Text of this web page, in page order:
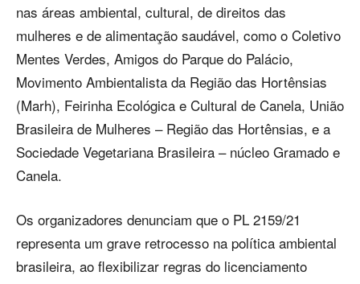
nas áreas ambiental, cultural, de direitos das
mulheres e de alimentação saudável, como o Coletivo
Mentes Verdes, Amigos do Parque do Palácio,
Movimento Ambientalista da Região das Hortênsias
(Marh), Feirinha Ecológica e Cultural de Canela, União
Brasileira de Mulheres – Região das Hortênsias, e a
Sociedade Vegetariana Brasileira – núcleo Gramado e
Canela.
Os organizadores denunciam que o PL 2159/21
representa um grave retrocesso na política ambiental
brasileira, ao flexibilizar regras do licenciamento